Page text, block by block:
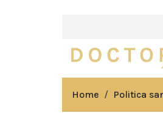
Home Politica